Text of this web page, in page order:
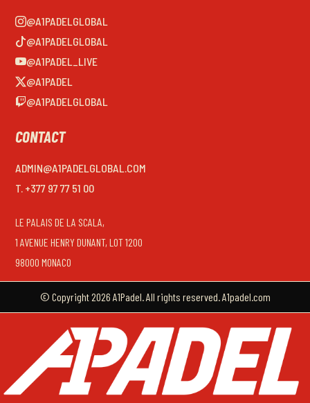
@A1PADELGLOBAL
@A1PADELGLOBAL
@A1PADEL_LIVE
@A1PADEL
@A1PADELGLOBAL
CONTACT
ADMIN@A1PADELGLOBAL.COM
T. +377 97 77 51 00
LE PALAIS DE LA SCALA,
1 AVENUE HENRY DUNANT, LOT 1200
98000 MONACO
© Copyright 2026 A1Padel. All rights reserved. A1padel.com